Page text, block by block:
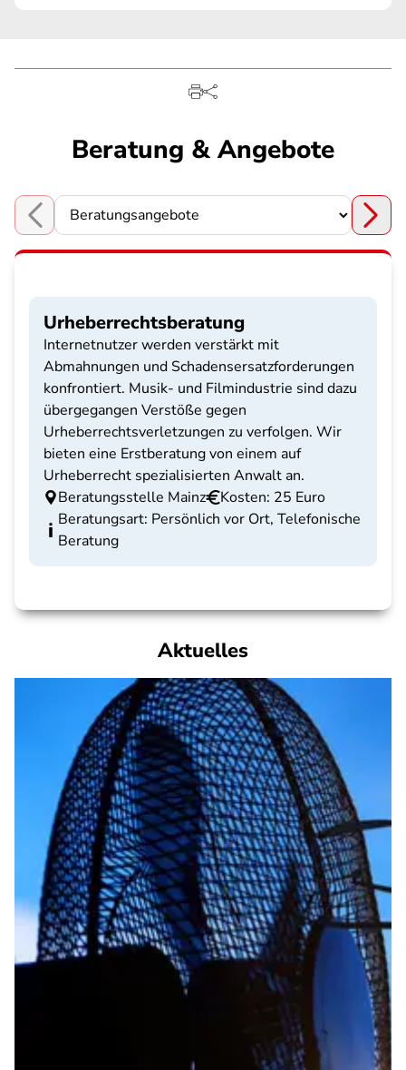
Beratung & Angebote
Choose a section
Urheberrechtsberatung
Internetnutzer werden verstärkt mit
Abmahnungen und Schadensersatzforderungen
konfrontiert. Musik- und Filmindustrie sind dazu
übergegangen Verstöße gegen
Urheberrechtsverletzungen zu verfolgen. Wir
bieten eine Erstberatung von einem auf
Urheberrecht spezialisierten Anwalt an.
Beratungsstelle Mainz
Kosten: 25 Euro
Beratungsart: Persönlich vor Ort, Telefonische
Beratung
Aktuelles